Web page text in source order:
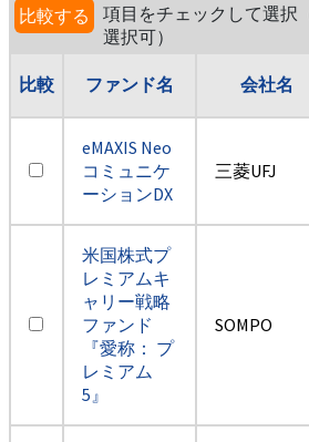
比較する
項目をチェックして選択
選択可）
比較 ファンド名 会社名
eMAXIS Neo
コミュニケ
ーションDX
三菱UFJ
米国株式プ
レミアムキ
ャリー戦略
ファンド
『愛称： プ
レミアム
5』
SOMPO